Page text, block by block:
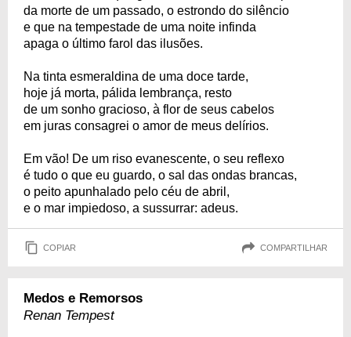
da morte de um passado, o estrondo do silêncio
e que na tempestade de uma noite infinda
apaga o último farol das ilusões.
Na tinta esmeraldina de uma doce tarde,
hoje já morta, pálida lembrança, resto
de um sonho gracioso, à flor de seus cabelos
em juras consagrei o amor de meus delírios.
Em vão! De um riso evanescente, o seu reflexo
é tudo o que eu guardo, o sal das ondas brancas,
o peito apunhalado pelo céu de abril,
e o mar impiedoso, a sussurrar: adeus.
COPIAR COMPARTILHAR
Medos e Remorsos
Renan Tempest